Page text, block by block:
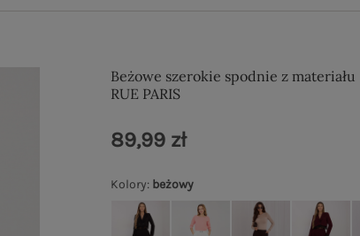
Beżowe szerokie spodnie z materiału
RUE PARIS
Kolory: beżowy
89,99 zł